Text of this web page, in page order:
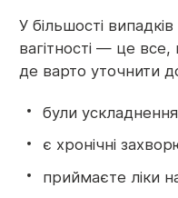
У більшості
вагітності — це все,
де варто уточнити
були
є хронічні
приймаєте ліки